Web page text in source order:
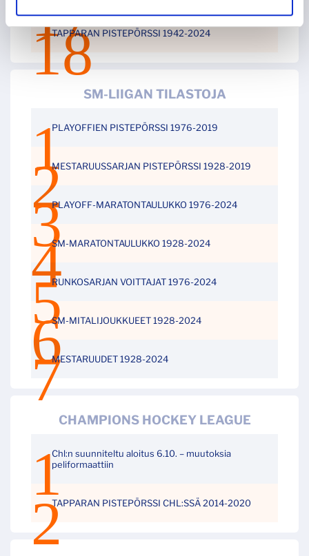
TAPPARAN PISTEPÖRSSI 1942-2024
SM-LIIGAN TILASTOJA
PLAYOFFIEN PISTEPÖRSSI 1976-2019
MESTARUUSSARJAN PISTEPÖRSSI 1928-2019
PLAYOFF-MARATONTAULUKKO 1976-2024
SM-MARATONTAULUKKO 1928-2024
RUNKOSARJAN VOITTAJAT 1976-2024
SM-MITALIJOUKKUEET 1928-2024
MESTARUUDET 1928-2024
CHAMPIONS HOCKEY LEAGUE
Chl:n suunniteltu aloitus 6.10. – muutoksia
peliformaattiin
TAPPARAN PISTEPÖRSSI CHL:SSÄ 2014-2020